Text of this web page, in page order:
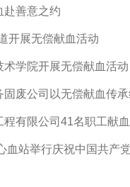
赴善意之约
开展无偿献血活动
学院开展无偿献血活动
废公司以无偿献血传
有限公司41名职工献
站举行庆祝中国共产